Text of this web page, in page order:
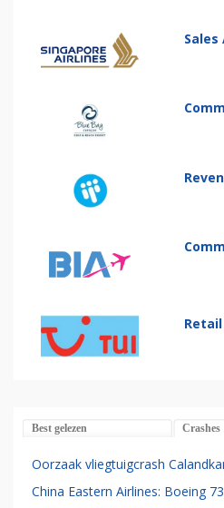
Best gelezen Crashes
Oorzaak vliegtuigcrash
China Eastern Airlines: Boeing